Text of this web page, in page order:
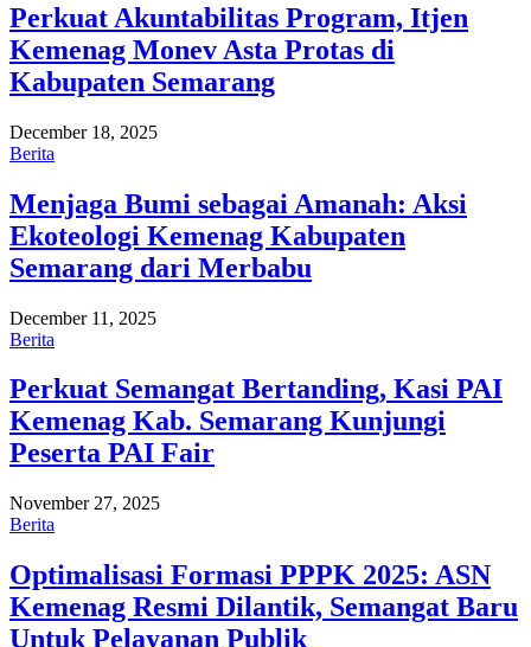
Perkuat Akuntabilitas Program, Itjen
Kemenag Monev Asta Protas di
Kabupaten Semarang
December 18, 2025
Berita
Menjaga Bumi sebagai Amanah: Aksi
Ekoteologi Kemenag Kabupaten
Semarang dari Merbabu
December 11, 2025
Berita
Perkuat Semangat Bertanding, Kasi PAI
Kemenag Kab. Semarang Kunjungi
Peserta PAI Fair
November 27, 2025
Berita
Optimalisasi Formasi PPPK 2025: ASN
Kemenag Resmi Dilantik, Semangat Baru
Untuk Pelayanan Publik